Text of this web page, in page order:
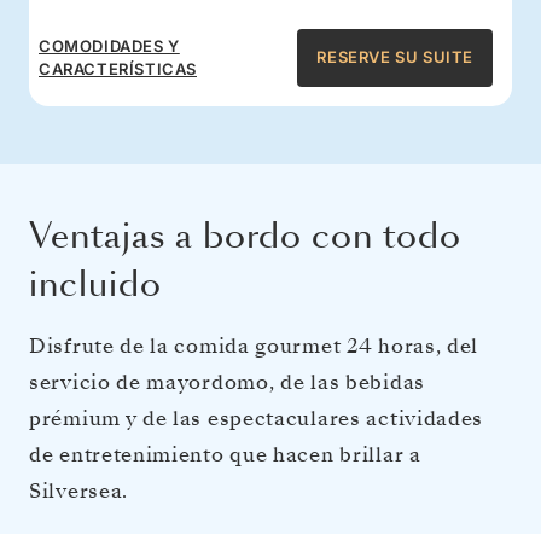
COMODIDADES Y
CARACTERÍSTICAS
RESERVE SU SUITE
Ventajas a bordo con todo
incluido
Disfrute de la comida gourmet 24 horas, del
servicio de mayordomo, de las bebidas
prémium y de las espectaculares actividades
de entretenimiento que hacen brillar a
Silversea.